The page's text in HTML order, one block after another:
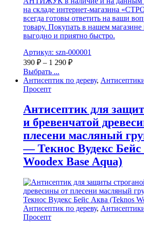
на складе интернет-магазина
всегда готовы ответить на ваши
товару. Покупать в нашем магазине
выгодно и приятно быстро.
Артикул: szn-000001
390 ₽ – 1 290 ₽
Выбрать ...
Антисептик по дереву,
Просепт
Антисептик для
и бревенчатой
плесени масляный
— Текнос Вудекс Бейс
Woodex Base Aqua)
Антисептик по дереву,
Просепт